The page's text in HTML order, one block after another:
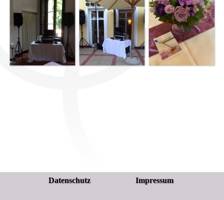
Impressum
Datenschutz